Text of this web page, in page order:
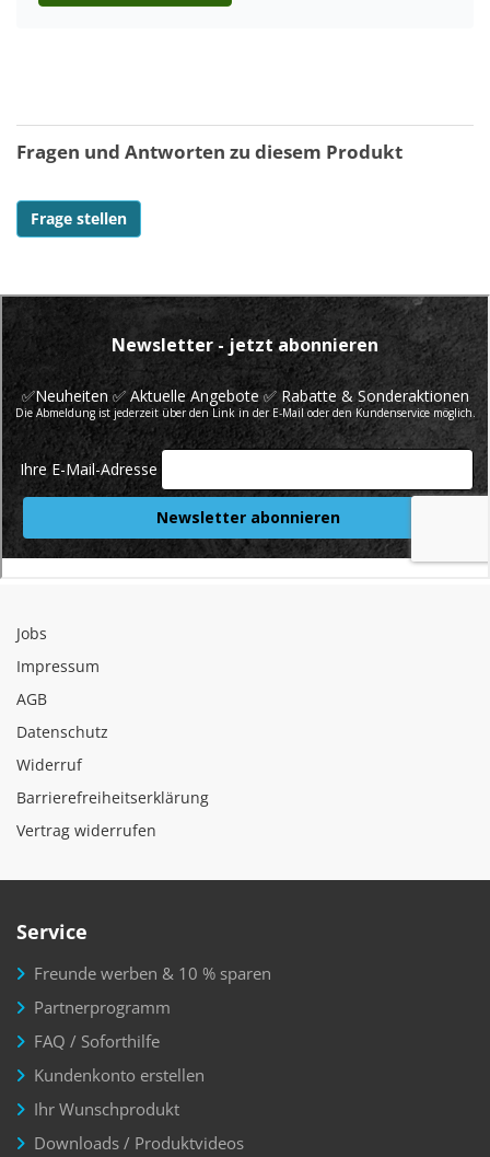
Fragen und Antworten zu diesem Produkt
Frage stellen
Jobs
Impressum
AGB
Datenschutz
Widerruf
Barrierefreiheitserklärung
Vertrag widerrufen
Service
Freunde werben & 10 % sparen
Partnerprogramm
FAQ / Soforthilfe
Kundenkonto erstellen
Ihr Wunschprodukt
Downloads / Produktvideos